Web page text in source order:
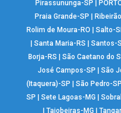
Pirassununga-SP
Praia Grande-SP
Rolim de Moura-RO
Salto-
|Santa Maria-RS |Santos-
Borja-RS
|São Caetano do
José Campos-SP
|São
(Itaquera)-SP
|São Pedro-SP
SP
|Sete Lagoas-MG |
Taiobeiras-MG